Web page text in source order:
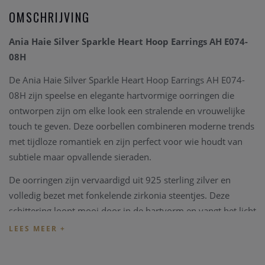
OMSCHRIJVING
Ania Haie Silver Sparkle Heart Hoop Earrings AH E074-
08H
De Ania Haie Silver Sparkle Heart Hoop Earrings AH E074-
08H zijn speelse en elegante hartvormige oorringen die
ontworpen zijn om elke look een stralende en vrouwelijke
touch te geven. Deze oorbellen combineren moderne trends
met tijdloze romantiek en zijn perfect voor wie houdt van
subtiele maar opvallende sieraden.
De oorringen zijn vervaardigd uit 925 sterling zilver en
volledig bezet met fonkelende zirkonia steentjes. Deze
schittering loopt mooi door in de hartvorm en vangt het licht
bij elke beweging, waardoor een elegante en luxueuze